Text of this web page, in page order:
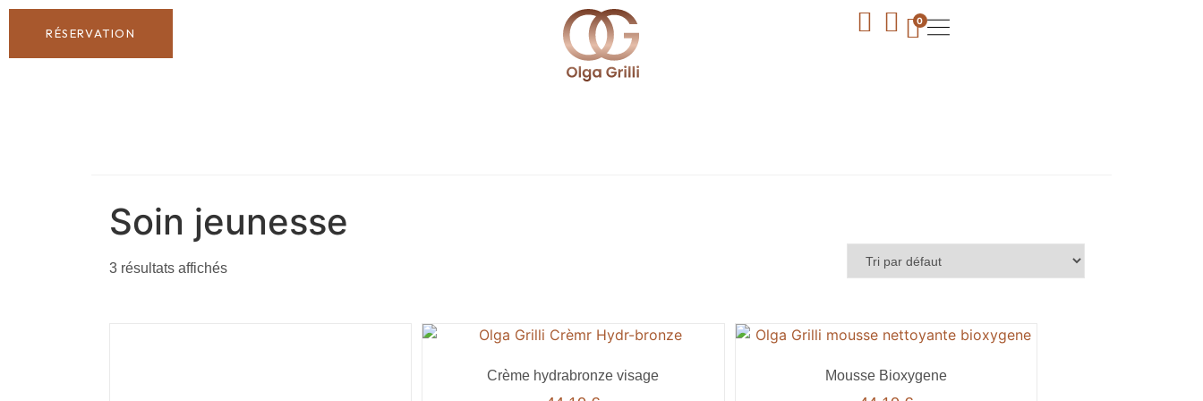
RÉSERVATION
0
Soin jeunesse
3 résultats affichés
Crème hydrabronze visage Mousse Bioxygene